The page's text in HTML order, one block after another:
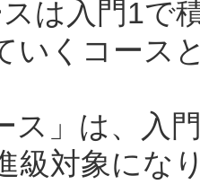
スは入門1で
いくコース
ス」は、入
級対象にな